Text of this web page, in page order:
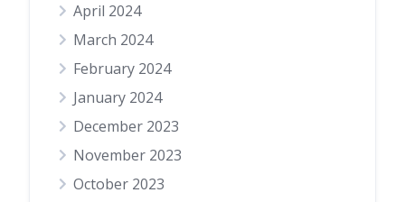
April 2024
March 2024
February 2024
January 2024
December 2023
November 2023
October 2023